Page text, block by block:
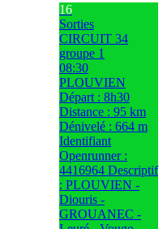
16
Sorties
CIRCUIT 34
groupe 1
08:30
PLOUVIEN
Départ : 8h30
Distance : 95 km
Dénivelé : 664 m
Identifiant
Openrunner :
4416964 Descriptif
: PLOUVIEN -
Diouris -
GROUANEC -